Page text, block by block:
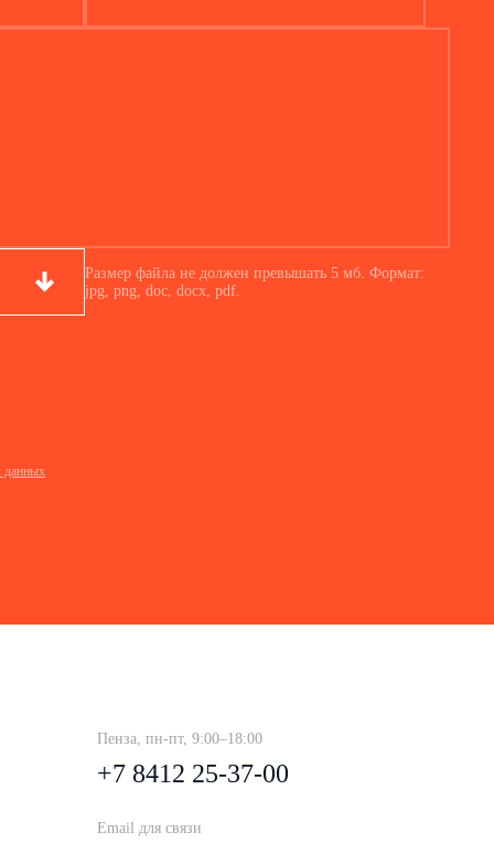
Размер файла не должен превышать 5 мб. Формат:
jpg, png, doc, docx, pdf.
данных
Пенза, пн-пт, 9:00–18:00
+7 8412 25-37-00
Email для связи